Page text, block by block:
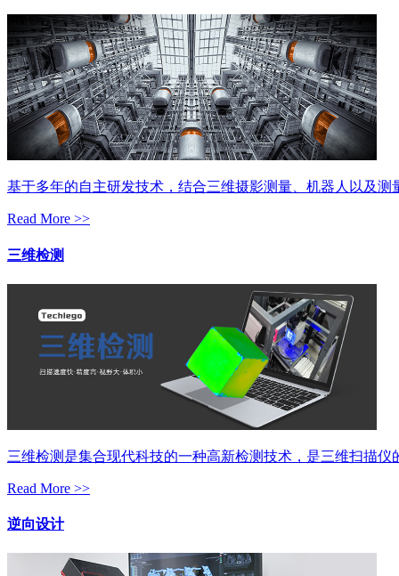
基于多年的自主研发技术，结合三维摄影测量、机器人以及测
Read More >>
三维检测
三维检测是集合现代科技的一种高新检测技术，是三维扫描仪
Read More >>
逆向设计